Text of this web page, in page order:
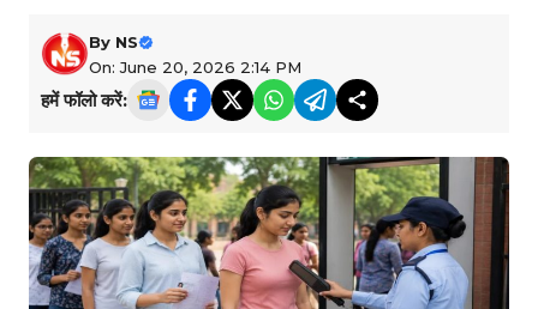
By NS
On: June 20, 2026 2:14 PM
हमें फॉलो करें: